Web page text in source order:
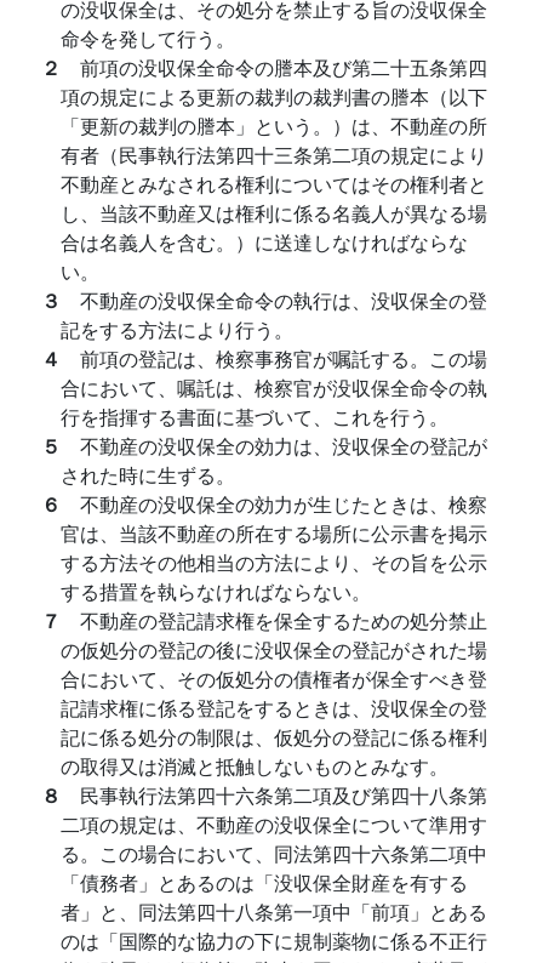
の没収保全は、その処分を禁止する旨の没収保全
命令を発して行う。
２ 前項の没収保全命令の謄本及び第二十五条第四
項の規定による更新の裁判の裁判書の謄本（以下
「更新の裁判の謄本」という。）は、不動産の所
有者（民事執行法第四十三条第二項の規定により
不動産とみなされる権利についてはその権利者と
し、当該不動産又は権利に係る名義人が異なる場
合は名義人を含む。）に送達しなければならな
い。
３ 不動産の没収保全命令の執行は、没収保全の登
記をする方法により行う。
４ 前項の登記は、検察事務官が嘱託する。この場
合において、嘱託は、検察官が没収保全命令の執
行を指揮する書面に基づいて、これを行う。
５ 不勤産の没収保全の効力は、没収保全の登記が
された時に生ずる。
６ 不動産の没収保全の効力が生じたときは、検察
官は、当該不動産の所在する場所に公示書を掲示
する方法その他相当の方法により、その旨を公示
する措置を執らなければならない。
７ 不動産の登記請求権を保全するための処分禁止
の仮処分の登記の後に没収保全の登記がされた場
合において、その仮処分の債権者が保全すべき登
記請求権に係る登記をするときは、没収保全の登
記に係る処分の制限は、仮処分の登記に係る権利
の取得又は消滅と抵触しないものとみなす。
８ 民事執行法第四十六条第二項及び第四十八条第
二項の規定は、不動産の没収保全について準用す
る。この場合において、同法第四十六条第二項中
「債務者」とあるのは「没収保全財産を有する
者」と、同法第四十八条第一項中「前項」とある
のは「国際的な協力の下に規制薬物に係る不正行